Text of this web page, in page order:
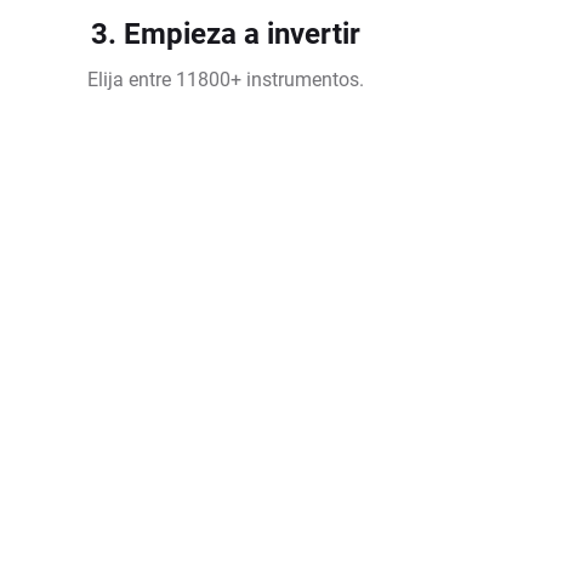
3. Empieza a invertir
Elija entre 11800+ instrumentos.